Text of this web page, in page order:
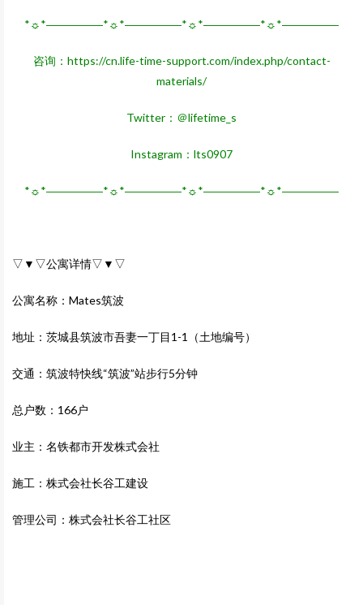
*☼*―――――*☼*―――――*☼*―――――*☼*―――――
咨询： https://cn.life-time-support.com/index.php/contact-
materials/
Twitter：＠lifetime_s
Instagram：lts0907
*☼*―――――*☼*―――――*☼*―――――*☼*―――――
▽▼▽公寓详情▽▼▽
公寓名称：Mates筑波
地址：茨城县筑波市吾妻一丁目1-1（土地编号）
交通：筑波特快线“筑波”站步行5分钟
总户数：166户
业主：名铁都市开发株式会社
施工：株式会社长谷工建设
管理公司：株式会社长谷工社区